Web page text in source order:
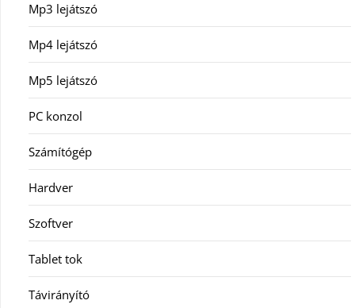
Mp3 lejátszó
Mp4 lejátszó
Mp5 lejátszó
PC konzol
Számítógép
Hardver
Szoftver
Tablet tok
Távirányító